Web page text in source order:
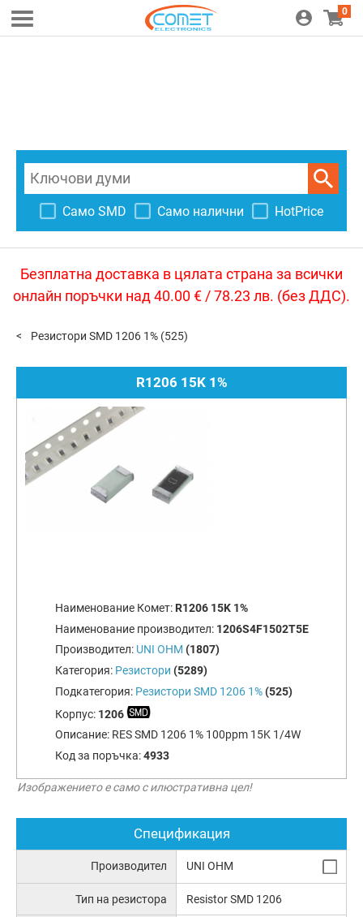
0
Само SMD Само налични HotPrice
Безплатна доставка в цялата страна за всички
онлайн поръчки над 40.00 € / 78.23 лв. (без ДДС).
Резистори SMD 1206 1% (525)
R1206 15K 1%
Наименование Комет: R1206 15K 1%
Наименование производител: 1206S4F1502T5E
Производител: UNI OHM (1807)
Категория: Резистори (5289)
Подкатегория: Резистори SMD 1206 1% (525)
Корпус: 1206
Описание: RES SMD 1206 1% 100ppm 15K 1/4W
Код за поръчка:4933
Изображението е само с илюстративна цел!
Спецификация
Производител UNI OHM
Тип на резистора Resistor SMD 1206